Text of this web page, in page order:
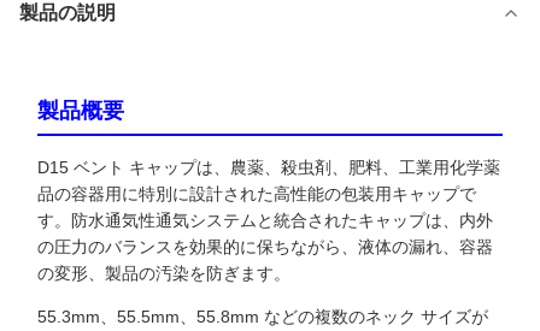
製品の説明
製品概要
D15 ベント キャップは、農薬、殺虫剤、肥料、工業用化学薬
品の容器用に特別に設計された高性能の包装用キャップで
す。防水通気性通気システムと統合されたキャップは、内外
の圧力のバランスを効果的に保ちながら、液体の漏れ、容器
の変形、製品の汚染を防ぎます。
55.3mm、55.5mm、55.8mm などの複数のネック サイズが